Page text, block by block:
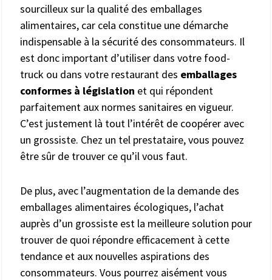
sourcilleux sur la qualité des emballages
alimentaires, car cela constitue une démarche
indispensable à la sécurité des consommateurs. Il
est donc important d’utiliser dans votre food-
truck ou dans votre restaurant des emballages
conformes à législation et qui répondent
parfaitement aux normes sanitaires en vigueur.
C’est justement là tout l’intérêt de coopérer avec
un grossiste. Chez un tel prestataire, vous pouvez
être sûr de trouver ce qu’il vous faut.
De plus, avec l’augmentation de la demande des
emballages alimentaires écologiques, l’achat
auprès d’un grossiste est la meilleure solution pour
trouver de quoi répondre efficacement à cette
tendance et aux nouvelles aspirations des
consommateurs. Vous pourrez aisément vous